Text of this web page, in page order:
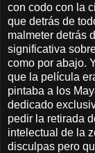
con codo con la
que detrás de
malmeter detrás
significativa
como por abajo.
que la película
pintaba a los
dedicado
pedir la retirada
intelectual de la
disculpas pero